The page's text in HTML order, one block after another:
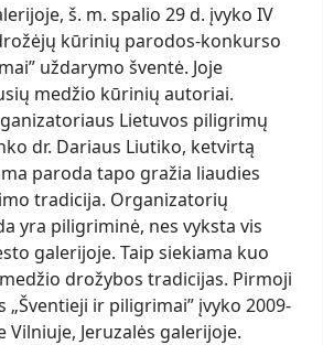
š. m. spalio 29 d. įvyko IV
kūrinių parodos-konkurso
uždarymo šventė. Joje
medžio kūrinių autoriai.
Lietuvos piligrimų
dr. Dariaus Liutiko, ketvirtą
paroda tapo gražia liaudies
tradicija. Organizatorių
yra piligriminė, nes vyksta vis
galerijoje. Taip siekiama kuo
drožybos tradicijas. Pirmoji
ir piligrimai” įvyko 2009-
Vilniuje, Jeruzalės galerijoje.